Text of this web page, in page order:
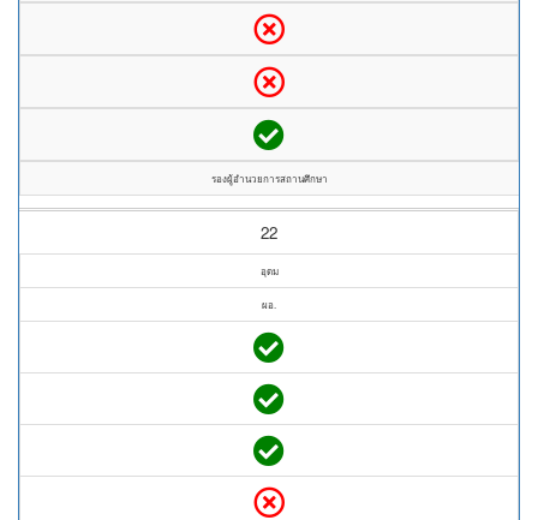
รองผู้อำนวยการสถานศึกษา
22
อุดม
ผอ.